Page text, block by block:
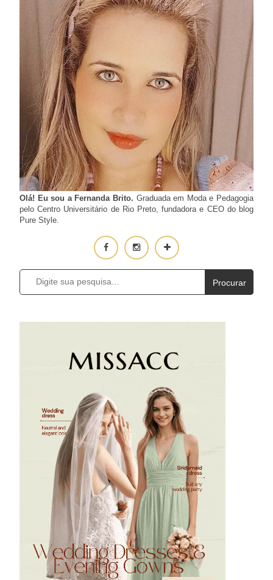
Olá! Eu sou a Fernanda Brito. Graduada em Moda e Pedagogia
pelo Centro Universitário de Rio Preto, fundadora e CEO do blog
Pure Style.
Procurar